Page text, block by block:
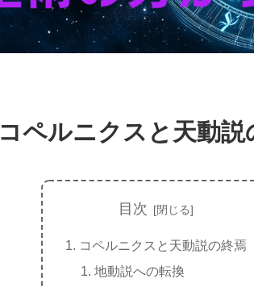
コペルニクスと天動説
目次
コペルニクスと天動説の終焉
地動説への転換